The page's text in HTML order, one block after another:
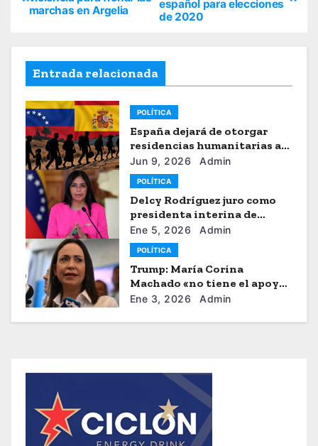
español para elecciones
de 2020
marchas en Argelia
Entrada relacionada
POLÍTICA
España dejará de otorgar
residencias humanitarias a
venezolanos
Jun 9, 2026 Admin
POLÍTICA
Delcy Rodríguez juro como
presidenta interina de
Venezuela
Ene 5, 2026 Admin
POLÍTICA
Trump: María Corina
Machado «no tiene el apoyo»
para dirigir Venezuela
Ene 3, 2026 Admin